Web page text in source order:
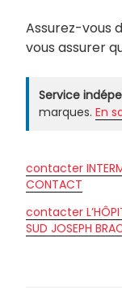
Assurez-vous
vous assurer
Service
marques. En
contacter
CONTACT
contacter
SUD JOSEPH